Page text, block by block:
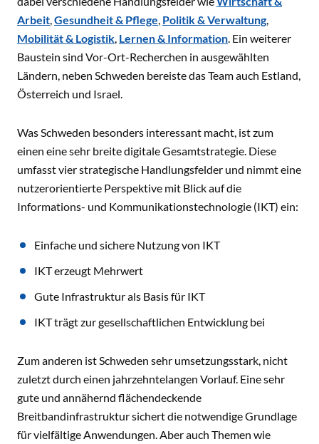
Arbeit,Gesundheit & Pflege, Politik & Verwaltung,
Mobilität & Logistik, Lernen & Information. Ein weiterer
Baustein sind Vor-Ort-Recherchen in ausgewählten
Ländern, neben Schweden bereiste das Team auch Estland,
Österreich und Israel.
Was Schweden besonders interessant macht, ist zum
einen eine sehr breite digitale Gesamtstrategie. Diese
umfasst vier strategische Handlungsfelder und nimmt eine
nutzerorientierte Perspektive mit Blick auf die
Informations- und Kommunikationstechnologie (IKT) ein:
Einfache und sichere Nutzung von IKT
IKT erzeugt Mehrwert
Gute Infrastruktur als Basis für IKT
IKT trägt zur gesellschaftlichen Entwicklung bei
Zum anderen ist Schweden sehr umsetzungsstark, nicht
zuletzt durch einen jahrzehntelangen Vorlauf. Eine sehr
gute und annähernd flächendeckende
Breitbandinfrastruktur sichert die notwendige Grundlage
für vielfältige Anwendungen. Aber auch Themen wie